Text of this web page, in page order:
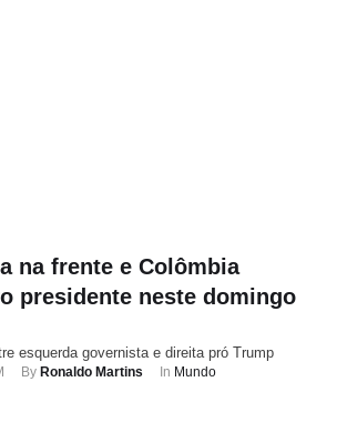
na frente e Colômbia
presidente neste domingo
esquerda governista e direita pró Trump
By Ronaldo Martins In Mundo